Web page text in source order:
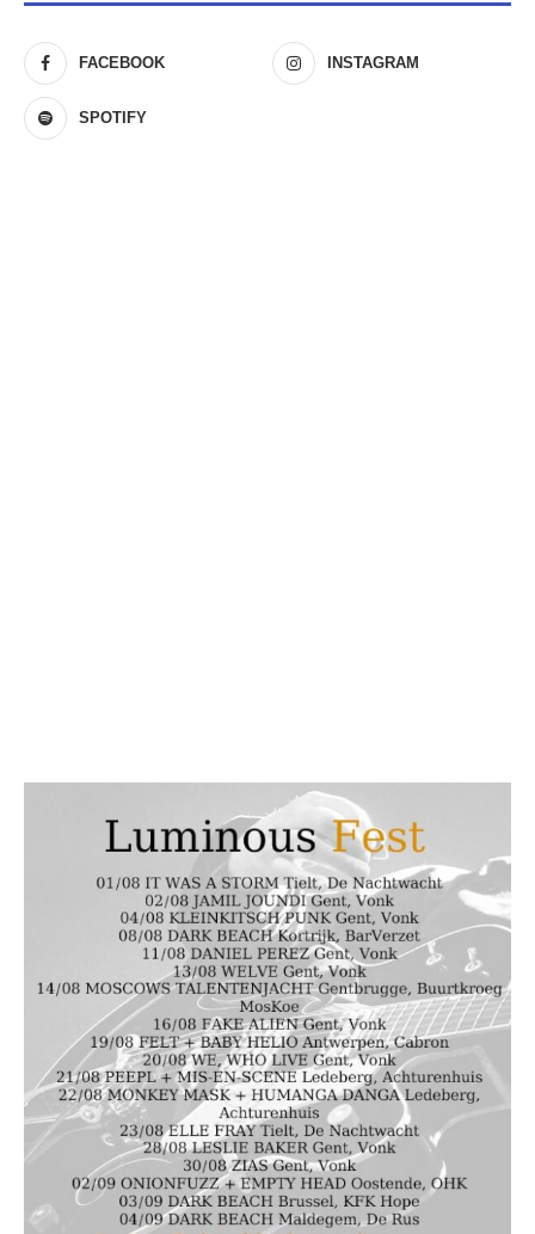
FACEBOOK INSTAGRAM
SPOTIFY